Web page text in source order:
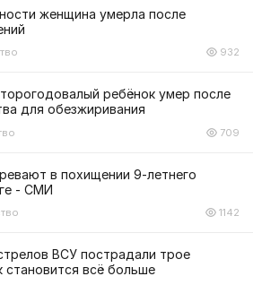
женщина умерла после
932
ребёнок умер после
для обезжиривания
709
в похищении 9-летнего
- СМИ
1142
ВСУ пострадали трое
становится всё больше